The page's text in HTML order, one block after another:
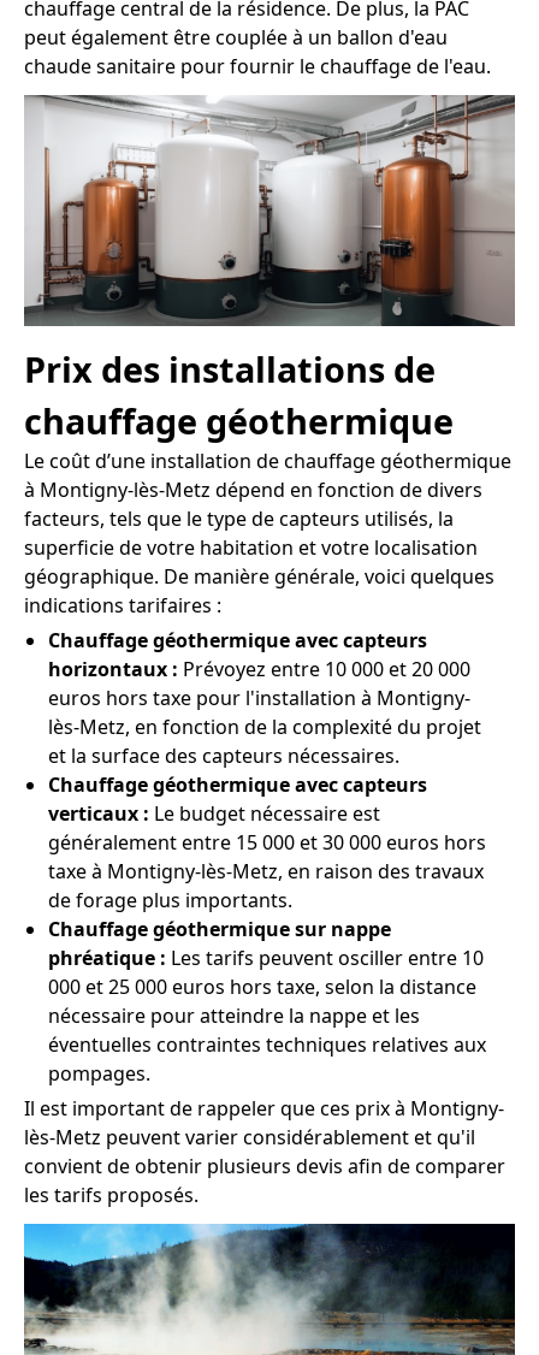
chauffage central de la résidence. De plus, la PAC
peut également être couplée à un ballon d'eau
chaude sanitaire pour fournir le chauffage de l'eau.
Prix des installations de
chauffage géothermique
Le coût d’une installation de chauffage géothermique
à Montigny-lès-Metz dépend en fonction de divers
facteurs, tels que le type de capteurs utilisés, la
superficie de votre habitation et votre localisation
géographique. De manière générale, voici quelques
indications tarifaires :
Chauffage géothermique avec capteurs
horizontaux : Prévoyez entre 10 000 et 20 000
euros hors taxe pour l'installation à Montigny-
lès-Metz, en fonction de la complexité du projet
et la surface des capteurs nécessaires.
Chauffage géothermique avec capteurs
verticaux : Le budget nécessaire est
généralement entre 15 000 et 30 000 euros hors
taxe à Montigny-lès-Metz, en raison des travaux
de forage plus importants.
Chauffage géothermique sur nappe
phréatique : Les tarifs peuvent osciller entre 10
000 et 25 000 euros hors taxe, selon la distance
nécessaire pour atteindre la nappe et les
éventuelles contraintes techniques relatives aux
pompages.
Il est important de rappeler que ces prix à Montigny-
lès-Metz peuvent varier considérablement et qu'il
convient de obtenir plusieurs devis afin de comparer
les tarifs proposés.